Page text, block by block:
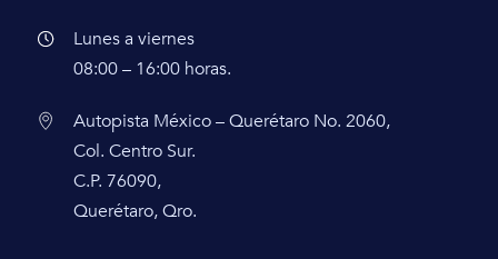
Lunes a viernes
08:00 – 16:00 horas.
Autopista México – Querétaro No. 2060,
Col. Centro Sur.
C.P. 76090,
Querétaro, Qro.